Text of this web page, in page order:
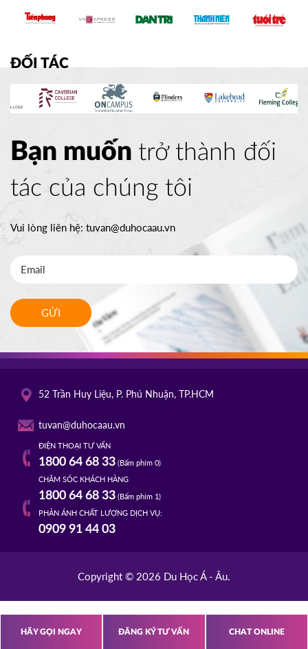
ĐỐI TÁC
Bạn muốn trở thành đối
tác của chúng tôi
Vui lòng liên hệ:tuvan@duhocaau.vn
GỬI
52 Trần Huy Liệu, P. Phú Nhuận, TP.HCM
tuvan@duhocaau.vn
ĐIỆN THOẠI TƯ VẤN
1800 64 68 33(Bấm phím 0)
CHĂM SÓC KHÁCH HÀNG
1800 64 68 33(Bấm phím 1)
PHẢN ÁNH CHẤT LƯỢNG DỊCH VỤ:
0909 91 44 03
Copyright © 2026 Du Học Á - Âu.
HÃY GỌI NGAY ĐĂNG KÝ TƯ VẤN CHAT ONLINE